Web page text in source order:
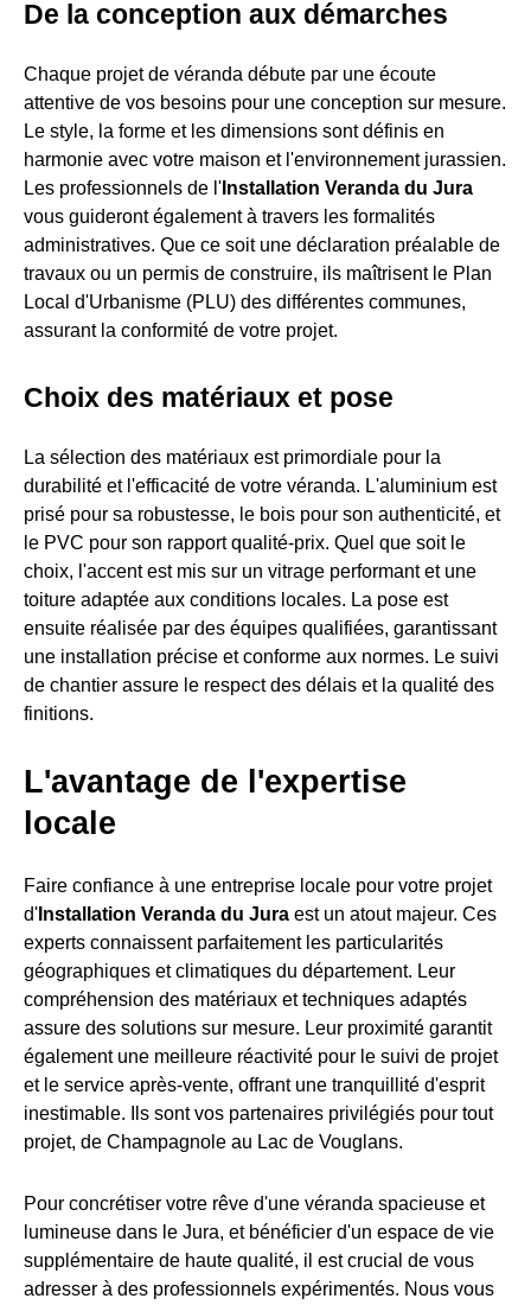
De la conception aux démarches
Chaque projet de véranda débute par une écoute
attentive de vos besoins pour une conception sur mesure.
Le style, la forme et les dimensions sont définis en
harmonie avec votre maison et l'environnement jurassien.
Les professionnels de l' Installation Veranda du Jura
vous guideront également à travers les formalités
administratives. Que ce soit une déclaration préalable de
travaux ou un permis de construire, ils maîtrisent le Plan
Local d'Urbanisme (PLU) des différentes communes,
assurant la conformité de votre projet.
Choix des matériaux et pose
La sélection des matériaux est primordiale pour la
durabilité et l'efficacité de votre véranda. L'aluminium est
prisé pour sa robustesse, le bois pour son authenticité, et
le PVC pour son rapport qualité-prix. Quel que soit le
choix, l'accent est mis sur un vitrage performant et une
toiture adaptée aux conditions locales. La pose est
ensuite réalisée par des équipes qualifiées, garantissant
une installation précise et conforme aux normes. Le suivi
de chantier assure le respect des délais et la qualité des
finitions.
L'avantage de l'expertise
locale
Faire confiance à une entreprise locale pour votre projet
d' Installation Veranda du Jura est un atout majeur. Ces
experts connaissent parfaitement les particularités
géographiques et climatiques du département. Leur
compréhension des matériaux et techniques adaptés
assure des solutions sur mesure. Leur proximité garantit
également une meilleure réactivité pour le suivi de projet
et le service après-vente, offrant une tranquillité d'esprit
inestimable. Ils sont vos partenaires privilégiés pour tout
projet, de Champagnole au Lac de Vouglans.
Pour concrétiser votre rêve d'une véranda spacieuse et
lumineuse dans le Jura, et bénéficier d'un espace de vie
supplémentaire de haute qualité, il est crucial de vous
adresser à des professionnels expérimentés. Nous vous